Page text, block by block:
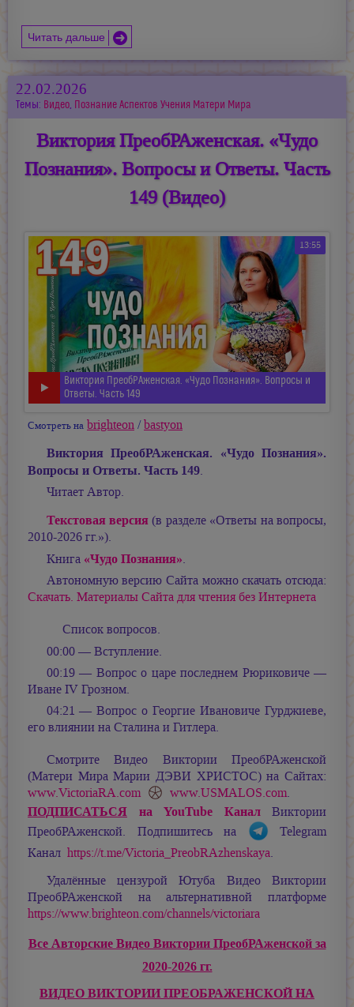
Читать дальше
22.02.2026
Темы: Видео, Познание Аспектов Учения Матери Мира
Виктория ПреобРАженская. «Чудо
Познания». Вопросы и Ответы. Часть
149 (Видео)
13:55
Виктория ПреобРАженская. «Чудо Познания». Вопросы и
Ответы. Часть 149
Смотреть на brighteon /bastyon
Виктория ПреобРАженская. «Чудо Познания».
Вопросы и Ответы. Часть 149.
Читает Автор.
Текстовая версия(в разделе «Ответы на вопросы,
2010-2026 гг.»).
Книга «Чудо Познания».
Автономную версию Сайта можно скачать отсюда:
Скачать. Материалы Сайта для чтения без Интернета
Список вопросов.
00:00 — Вступление.
00:19 — Вопрос о царе последнем Рюриковиче —
Иване IV Грозном.
04:21 — Вопрос о Георгие Ивановиче Гурджиеве,
его влиянии на Сталина и Гитлера.
Смотрите Видео Виктории ПреобРАженской
(Матери МираМарии ДЭВИ ХРИСТОС) на Сайтах:
www.VictoriaRA.com
www.USMALOS.com.
ПОДПИСАТЬСЯ на YouTube КаналВиктории
ПреобРАженской. Подпишитесь на
Telegram
Канал https://t.me/Victoria_PreobRAzhenskaya.
Удалённые цензурой Ютуба Видео Виктории
ПреобРАженской на альтернативной платформе
https://www.brighteon.com/channels/victoriara
Все Авторские Видео Виктории ПреобРАженской за
2020-2026 гг.
ВИДЕО ВИКТОРИИ ПРЕОБРАЖЕНСКОЙ НА